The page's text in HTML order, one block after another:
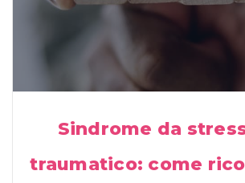
Sindrome da
traumatico: come